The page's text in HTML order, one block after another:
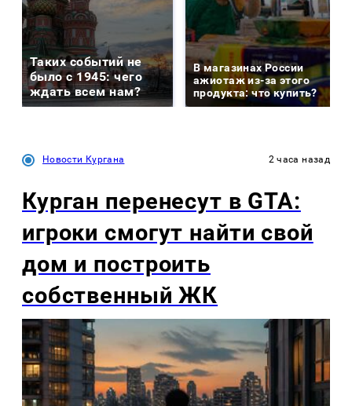
Таких событий не
было с 1945: чего
ждать всем нам?
В магазинах России
ажиотаж из-за этого
продукта: что купить?
Новости Кургана 2 часа назад
Курган перенесут в GTA:
игроки смогут найти свой
дом и построить
собственный ЖК